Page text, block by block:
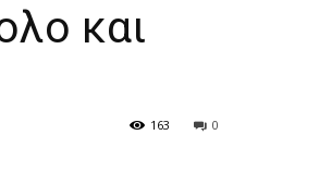
και
0
163